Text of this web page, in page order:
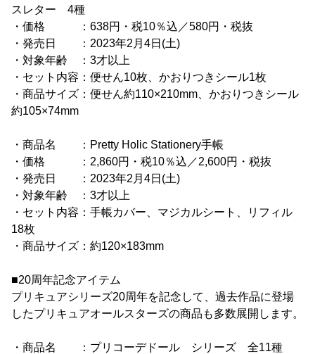
スレター 4種
・価格 ：638円・税10％込／580円・税抜
・発売日 ：2023年2月4日(土)
・対象年齢 ：3才以上
・セット内容：便せん10枚、かおりつきシール1枚
・商品サイズ：便せん約110×210mm、かおりつきシール
約105×74mm
・商品名 ：Pretty Holic Stationery手帳
・価格 ：2,860円・税10％込／2,600円・税抜
・発売日 ：2023年2月4日(土)
・対象年齢 ：3才以上
・セット内容：手帳カバー、マジカルシート、リフィル
18枚
・商品サイズ：約120×183mm
■20周年記念アイテム
プリキュアシリーズ20周年を記念して、過去作品に登場
したプリキュアオールスターズの商品も多数展開します。
・商品名 ：プリコーデドール シリーズ 全11種